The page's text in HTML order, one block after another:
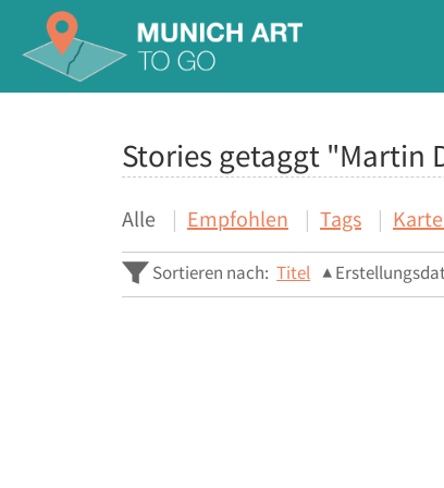
Stories getaggt "Martin
Alle Empfohlen Tags
Sortieren nach: Titel